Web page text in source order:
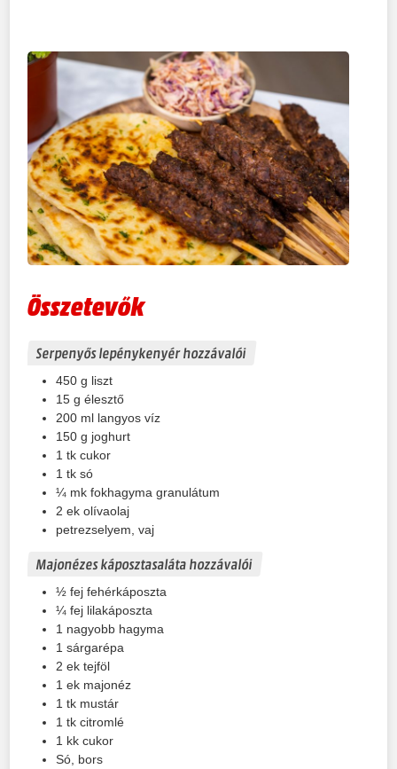
Összetevők
Serpenyős lepénykenyér hozzávalói
450 g liszt
15 g élesztő
200 ml langyos víz
150 g joghurt
1 tk cukor
1 tk só
¼ mk fokhagyma granulátum
2 ek olívaolaj
petrezselyem, vaj
Majonézes káposztasaláta hozzávalói
½ fej fehérkáposzta
¼ fej lilakáposzta
1 nagyobb hagyma
1 sárgarépa
2 ek tejföl
1 ek majonéz
1 tk mustár
1 tk citromlé
1 kk cukor
Só, bors